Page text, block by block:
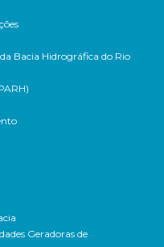
Bacia Hidrográfica do Rio
Geradoras de